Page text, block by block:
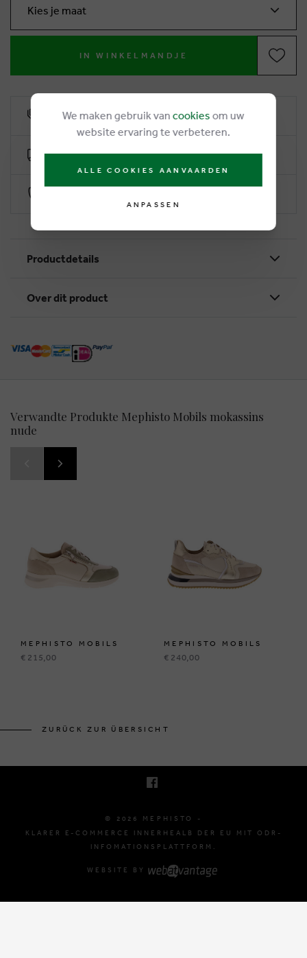
Kies je maat
IN WINKELMANDJE
6% Treuerabatt
Kostenlose Lieferung ab €50
Productdetails
Over dit product
Verwandte Produkte Mephisto Mobils mokassins
nude
MEPHISTO MOBILS
€ 215,00
MEPHISTO MOBILS
€ 240,00
ZURÜCK ZUR ÜBERSICHT
© 2026 MEPHISTO -
KLARER E-COMMERCE INNERHEALB DER EU MIT ODR-
INFOMATIONSPLATTFORM.
WEBSITE BY
We maken gebruik van cookies om uw
website ervaring te verbeteren.
ALLE COOKIES AANVAARDEN
ANPASSEN